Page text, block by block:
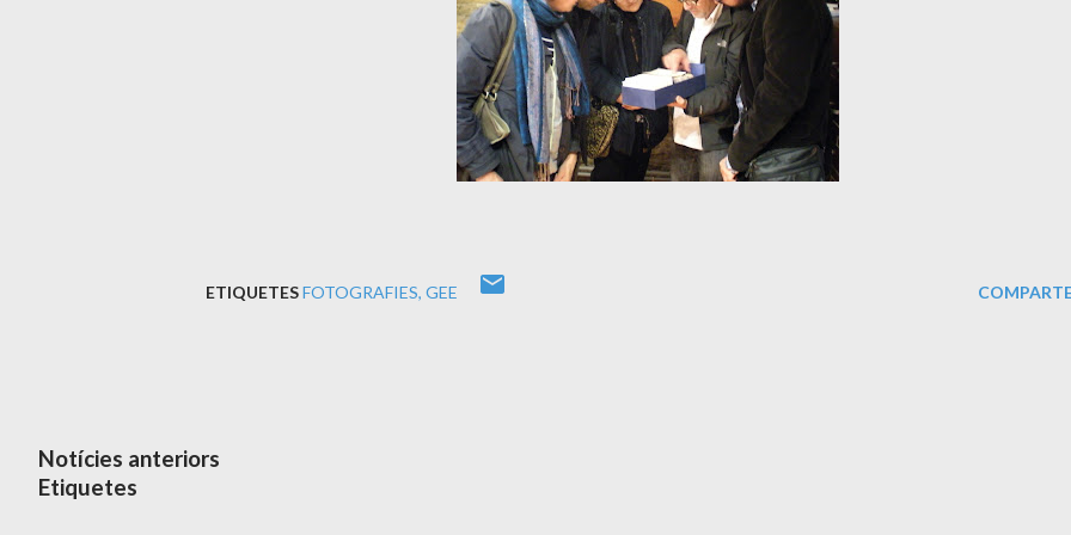
ETIQUETESFOTOGRAFIES GEE
Notícies anteriors
Etiquetes